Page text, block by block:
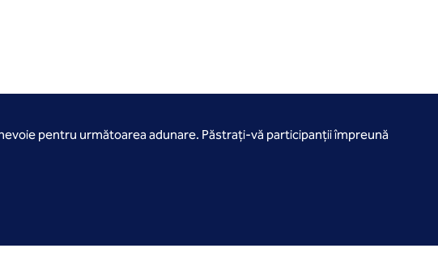
pentru următoarea adunare. Păstrați-vă participanții împreună